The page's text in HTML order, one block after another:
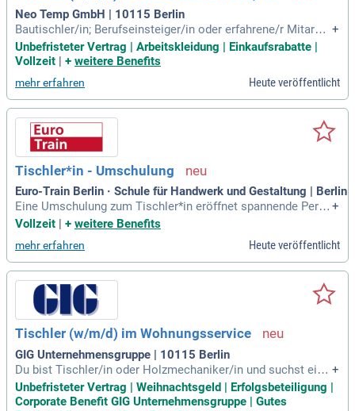
Neo Temp GmbH | 10115 Berlin
Bautischler/in; Berufseinsteiger/in oder erfahrene/r Mitarbei
ter/in; Super wäre, wenn Sie sich mit Bodenlegearbeiten aus
kennen; Lesen und Verstehen von Arbeitsplänen und Stückli
haft (3-Schicht
+
Unbefristeter Vertrag | Arbeitskleidung | Einkaufsrabatte |
Vollzeit | + weitere Benefits
mehr erfahren Heute veröffentlicht
Tischler*in - Umschulung
Euro-Train Berlin · Schule für Handwerk und Gestaltung | Berlin
Eine Umschulung zum Tischler*in eröffnet spannende Persp
ektiven im Handwerk. Interessierst du dich für die kreative
st du Stühle, Tische und individuelle Möbelstücke. Zudem ar
beitest du auf Baustellen und installierst Fenster, Türen und
Treppen. Wichtige Fähigkeiten sind handwerkliches Geschic
k, technisches Verständnis und Kreativität. Wenn dir das Ar
beiten mit Holz Freude bereitet, könnte dieser Beruf ideal fü
r dich sein.
+
Vollzeit
+ weitere Benefits
mehr erfahren Heute veröffentlicht
Tischler (w/m/d) im Wohnungsservice
GIG Unternehmensgruppe | 10115 Berlin
Du bist Tischler/in oder Holzmechaniker/in und suchst eine
neue Herausforderung? Wir bieten eine unbefristete Anstell
ung mit langfristigen Projekten und hoher Auftragssicherhei
+
Unbefristeter Vertrag | Weihnachtsgeld | Erfolgsbeteiligung |
Corporate Benefit GIG Unternehmensgruppe | Gutes